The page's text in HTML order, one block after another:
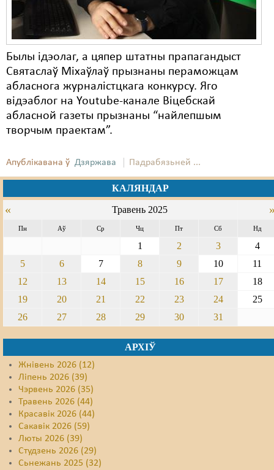
Былы ідэолаг, а цяпер штатны прапагандыст
Святаслаў Міхаўлаў прызнаны пераможцам
абласнога журналістцкага конкурсу. Яго
відэаблог на Youtube-канале Віцебскай
абласной газеты прызнаны “найлепшым
творчым праектам”.
Апублікавана ў Дзяржава Падрабязьней ...
КАЛЯНДАР
« Травень 2025
Пн Аў Ср Чц Пт Сб Нд
1 2 3
4
5
6 7 8 9 10
11
12
13 14 15 16 17
18
19
20 21 22 23 24
25
26
27 28 29 30 31
АРХІЎ
Жнівень 2026 (12)
Ліпень 2026 (39)
Чэрвень 2026 (35)
Травень 2026 (44)
Красавік 2026 (44)
Сакавік 2026 (59)
Люты 2026 (39)
Студзень 2026 (29)
Сьнежань 2025 (32)
Мігранты
Мірныя сходы
Палітвязьні
Праваабаронцы
Правы дзіцяці
Распальваньне варожасьці
Свабода слова
Суд
Сьмяротнае пакараньне
Экалёгія
Сацыяльныя правы